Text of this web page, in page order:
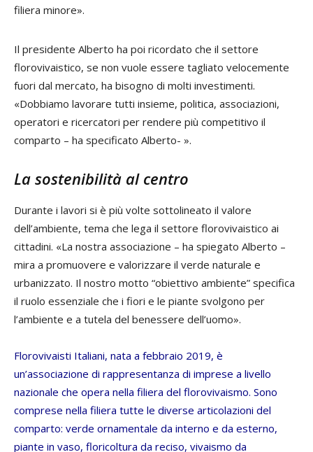
filiera minore».
Il presidente Alberto ha poi ricordato che il settore
florovivaistico, se non vuole essere tagliato velocemente
fuori dal mercato, ha bisogno di molti investimenti.
«Dobbiamo lavorare tutti insieme, politica, associazioni,
operatori e ricercatori per rendere più competitivo il
comparto – ha specificato Alberto- ».
La sostenibilità al centro
Durante i lavori si è più volte sottolineato il valore
dell’ambiente, tema che lega il settore florovivaistico ai
cittadini. «La nostra associazione – ha spiegato Alberto –
mira a promuovere e valorizzare il verde naturale e
urbanizzato. Il nostro motto “obiettivo ambiente” specifica
il ruolo essenziale che i fiori e le piante svolgono per
l’ambiente e a tutela del benessere dell’uomo».
Florovivaisti Italiani, nata a febbraio 2019, è
un’associazione di rappresentanza di imprese a livello
nazionale che opera nella filiera del florovivaismo. Sono
comprese nella filiera tutte le diverse articolazioni del
comparto: verde ornamentale da interno e da esterno,
piante in vaso, floricoltura da reciso, vivaismo da